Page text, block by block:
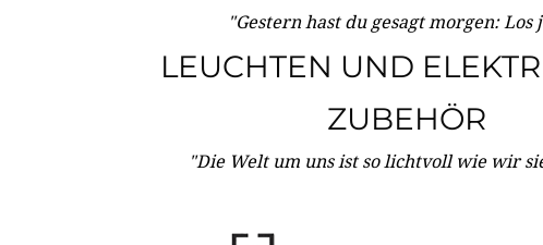
"Gestern hast du gesagt morgen: Los
LEUCHTEN UND
ZUBEHÖR
"Die Welt um uns ist so lichtvoll wie wir